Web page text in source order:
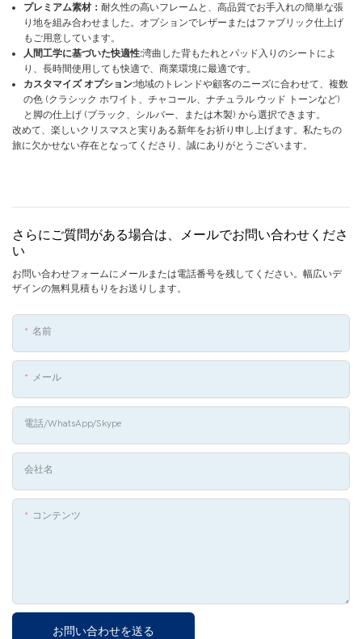
プレミアム素材：耐久性の高いフレームと、高品質でお手入れの簡単な張
り地を組み合わせました。オプションでレザーまたはファブリック仕上げ
もご用意しています。
人間工学に基づいた快適性:湾曲した背もたれとパッド入りのシートによ
り、長時間使用しても快適で、商業環境に最適です。
カスタマイズ オプション:地域のトレンドや顧客のニーズに合わせて、複数
の色 (クラシック ホワイト、チャコール、ナチュラル ウッド トーンなど)
と脚の仕上げ (ブラック、シルバー、または木製) から選択できます。
改めて、楽しいクリスマスと実りある新年をお祈り申し上げます。私たちの
旅に欠かせない存在となってくださり、誠にありがとうございます。
さらにご質問がある場合は、メールでお問い合わせくださ
い
お問い合わせフォームにメールまたは電話番号を残してください。幅広いデ
ザインの無料見積もりをお送りします。
名前
メール
電話/WhatsApp/Skype
会社名
コンテンツ
お問い合わせを送る